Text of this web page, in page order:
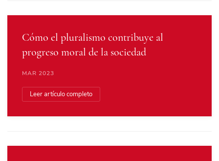
Cómo el pluralismo contribuye al
progreso moral de la sociedad
MAR 2023
Leer artículo completo